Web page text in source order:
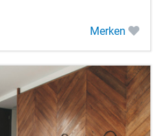
Merken